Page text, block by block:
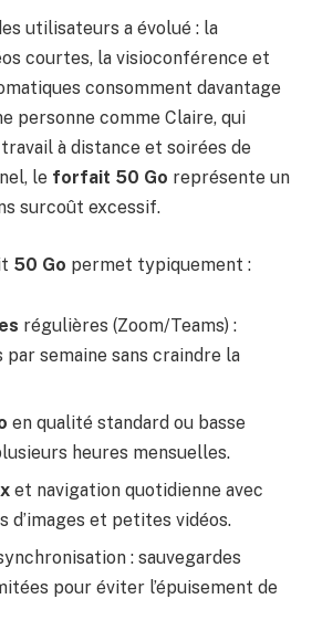
utilisateurs a évolué : la
courtes, la visioconférence et
consomment davantage
personne comme Claire, qui
à distance et soirées de
le forfait 50 Go représente un
surcoût excessif.
50 Go permet typiquement :
régulières (Zoom/Teams) :
semaine sans craindre la
en qualité standard ou basse
heures mensuelles.
et navigation quotidienne avec
d’images et petites vidéos.
: sauvegardes
pour éviter l’épuisement de